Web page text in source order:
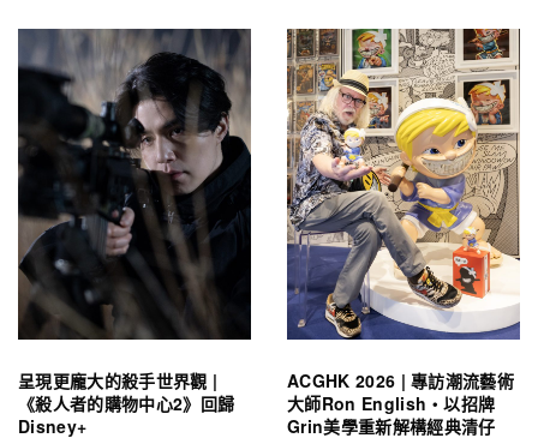
呈現更龐大的殺手世界觀 |
《殺人者的購物中心2》回歸
Disney+
ACGHK 2026 | 專訪潮流藝術
大師Ron English・以招牌
Grin美學重新解構經典清仔